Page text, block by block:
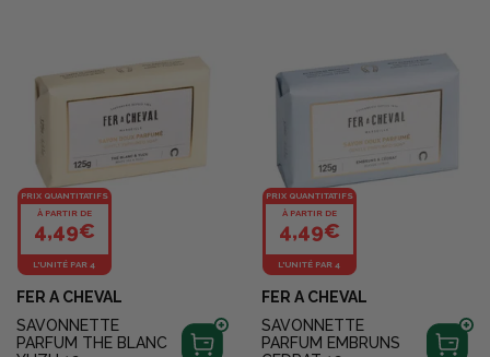
PRIX QUANTITATIFS
À PARTIR DE
4,49€
L'UNITÉ PAR 4
FER A CHEVAL
SAVONNETTE
PARFUM THE BLANC
PRIX QUANTITATIFS
À PARTIR DE
4,49€
L'UNITÉ PAR 4
FER A CHEVAL
SAVONNETTE
PARFUM EMBRUNS